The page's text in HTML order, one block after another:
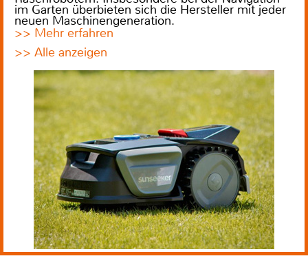
im Garten überbieten sich die Hersteller mit jeder
neuen Maschinengeneration.
>> Mehr erfahren
>> Alle anzeigen